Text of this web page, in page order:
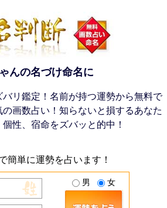
んの名づけ命名に
リ鑑定！名前が持つ運勢から無料で
画数占い！知らないと損するあなた
性、宿命をズバッと的中！
簡単に運勢を占います！
男 女